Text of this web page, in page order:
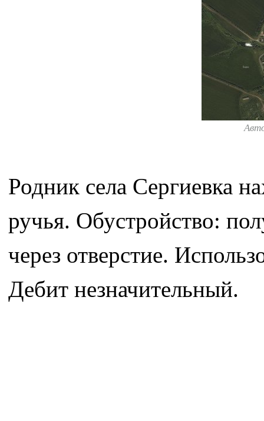
Родник села Сергиевка
ручья. Обустройство:
через отверстие.
Дебит незначительный.